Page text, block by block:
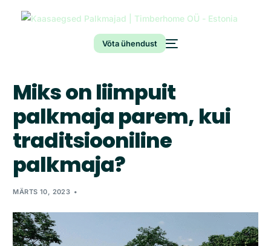
Võta ühendust
Miks on liimpuit
palkmaja parem, kui
traditsiooniline
palkmaja?
MÄRTS 10, 2023